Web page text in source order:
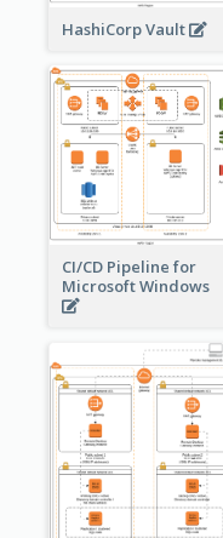
HashiCorp Vault
CI/CD Pipeline for
Microsoft Windows